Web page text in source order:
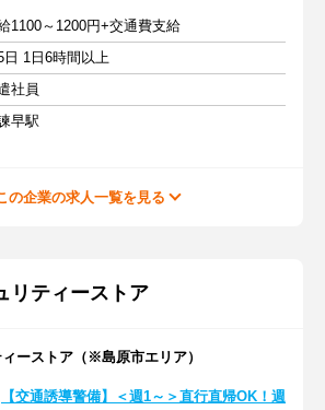
1100～1200円+交通費支給
日 1日6時間以上
社員
早駅
の企業の求人一覧を見る
リティーストア
ーストア（※島原市エリア）
【交通誘導警備】＜週1～＞直行直帰OK！週